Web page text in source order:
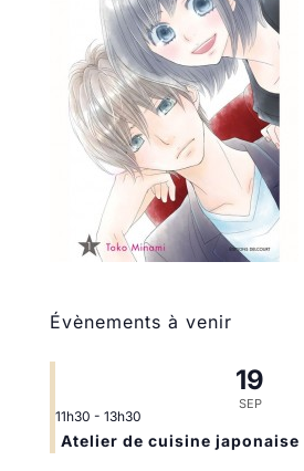
Évènements à venir
19
SEP
11h30 - 13h30
Atelier de cuisine